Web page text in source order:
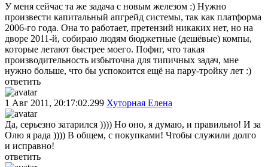
У меня сейчас та же задача с новым железом :) Нужно
произвести капитальный апгрейд системы, так как платформа
2006-го года. Она то работает, претензий никаких нет, но на
дворе 2011-й, собираю людям бюджетные (дешёвые) компы,
которые летают быстрее моего. Пофиг, что такая
производительность избыточна для типичных задач, мне
нужно больше, что бы успокоится ещё на пару-тройку лет :)
ответить
1 Авг 2011, 20:17:02.299 Хуторная Елена
Да, серьезно затарился )))) Но оно, я думаю, и правильно! И за
Олю я рада )))) В общем, с покупками! Чтобы служили долго
и исправно!
ответить